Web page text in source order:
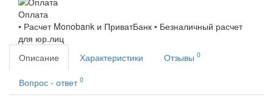
Оплата
• Расчет Monobank и ПриватБанк • Безналичный расчет
для юр.лиц
Описание
Характеристики Отзывы 0
Вопрос - ответ 0